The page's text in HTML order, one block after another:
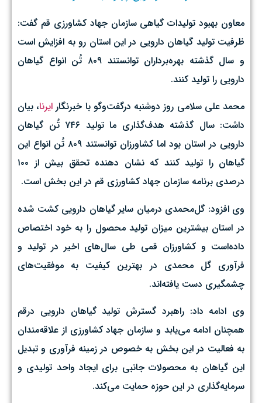
معاون بهبود تولیدات گیاهی سازمان جهاد کشاورزی قم گفت:
ظرفیت تولید گیاهان دارویی در این استان رو به افزایش است
و سال گذشته بهره‌برداران توانستند ۸۰۹ تُن انواع گیاهان
دارویی را تولید کنند.
محمد علی سلامی روز دوشنبه درگفت‌وگو با خبرنگار ایرنا، بیان
داشت: سال گذشته هدف‌گذاری ما تولید ۷۴۶ تُن گیاهان
دارویی در استان بود اما کشاورزان توانستند ۸۰۹ تُن انواع این
گیاهان را تولید کنند که نشان دهنده تحقق بیش از ۱۰۰
درصدی برنامه سازمان جهاد کشاورزی قم در این بخش است.
وی افزود: گل‌محمدی درمیان سایر گیاهان دارویی کشت شده
در استان بیشترین میزان تولید محصول را به خود اختصاص
داده‌است و کشاورزان قمی طی سال‌های اخیر در تولید و
فرآوری گل محمدی در بهترین کیفیت به موفقیت‌های
چشمگیری دست یافته‌اند.
وی ادامه داد: راهبرد گسترش تولید گیاهان دارویی درقم
همچنان ادامه می‌یابد و سازمان جهاد کشاورزی از علاقه‌مندان
به فعالیت در این بخش به خصوص در زمینه فرآوری و تبدیل
این گیاهان به محصولات جانبی برای ایجاد واحد تولیدی و
سرمایه‌گذاری در این حوزه حمایت می‌کند.